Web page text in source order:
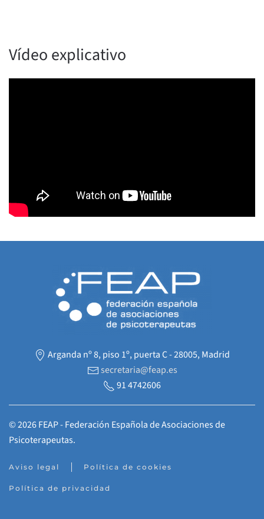
Vídeo explicativo
Arganda nº 8, piso 1º, puerta C - 28005, Madrid
secretaria@feap.es
91 4742606
©2026FEAP - Federación Española de Asociaciones de
Psicoterapeutas.
Aviso legal Política de cookies
Política de privacidad